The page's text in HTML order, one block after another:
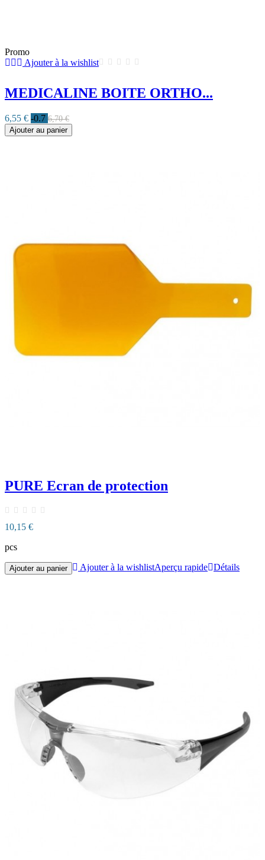
Promo
Ajouter à la wishlist
MEDICALINE BOITE ORTHO...
6,55 € -0.7 6,70 €
Ajouter au panier
PURE Ecran de protection
10,15 €
pcs
Ajouter au panier Ajouter à la wishlistAperçu rapide Détails